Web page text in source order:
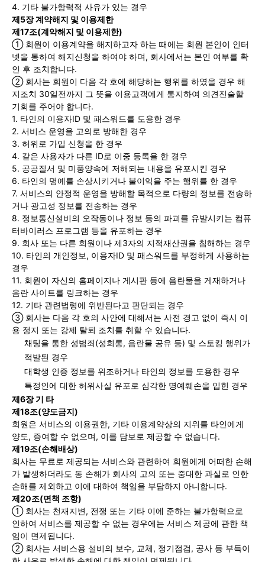
4. 기타 불가항력적 사유가 있는 경우
제5장 계약해지 및 이용제한
제17조(계약해지 및 이용제한)
① 회원이 이용계약을 해지하고자 하는 때에는 회원 본인이 인터
넷을 통하여 해지신청을 하여야 하며, 회사에서는 본인 여부를 확
인 후 조치합니다.
② 회사는 회원이 다음 각 호에 해당하는 행위를 하였을 경우 해
지조치 30일전까지 그 뜻을 이용고객에게 통지하여 의견진술할
기회를 주어야 합니다.
1. 타인의 이용자ID 및 패스워드를 도용한 경우
2. 서비스 운영을 고의로 방해한 경우
3. 허위로 가입 신청을 한 경우
4. 같은 사용자가 다른 ID로 이중 등록을 한 경우
5. 공공질서 및 미풍양속에 저해되는 내용을 유포시킨 경우
6. 타인의 명예를 손상시키거나 불이익을 주는 행위를 한 경우
7. 서비스의 안정적 운영을 방해할 목적으로 다량의 정보를 전송하
거나 광고성 정보를 전송하는 경우
8. 정보통신설비의 오작동이나 정보 등의 파괴를 유발시키는 컴퓨
터바이러스 프로그램 등을 유포하는 경우
9. 회사 또는 다른 회원이나 제3자의 지적재산권을 침해하는 경우
10. 타인의 개인정보, 이용자ID 및 패스워드를 부정하게 사용하는
경우
11. 회원이 자신의 홈페이지나 게시판 등에 음란물을 게재하거나
음란 사이트를 링크하는 경우
12. 기타 관련법령에 위반된다고 판단되는 경우
③ 회사는 다음 각 호의 사안에 대해서는 사전 경고 없이 즉시 이
용 정지 또는 강제 탈퇴 조치를 취할 수 있습니다.
채팅을 통한 성범죄(성희롱, 음란물 공유 등) 및 스토킹 행위가
적발된 경우
대학생 인증 정보를 위조하거나 타인의 정보를 도용한 경우
특정인에 대한 허위사실 유포로 심각한 명예훼손을 입힌 경우
제6장 기 타
제18조(양도금지)
회원은 서비스의 이용권한, 기타 이용계약상의 지위를 타인에게
양도, 증여할 수 없으며, 이를 담보로 제공할 수 없습니다.
제19조(손해배상)
회사는 무료로 제공되는 서비스와 관련하여 회원에게 어떠한 손해
가 발생하더라도 동 손해가 회사의 고의 또는 중대한 과실로 인한
손해를 제외하고 이에 대하여 책임을 부담하지 아니합니다.
제20조(면책 조항)
① 회사는 천재지변, 전쟁 또는 기타 이에 준하는 불가항력으로
인하여 서비스를 제공할 수 없는 경우에는 서비스 제공에 관한 책
임이 면제됩니다.
② 회사는 서비스용 설비의 보수, 교체, 정기점검, 공사 등 부득이